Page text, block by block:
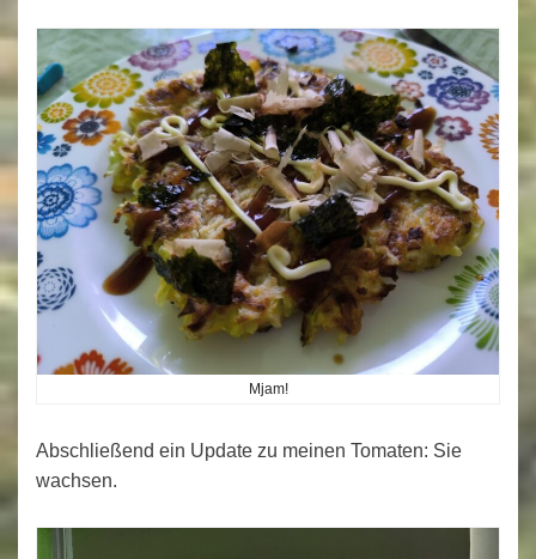
Mjam!
Abschließend ein Update zu meinen Tomaten: Sie
wachsen.